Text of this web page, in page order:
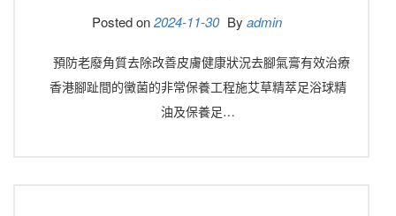
Posted on2024-11-30 By admin
預防老廢角質去除改善皮膚健康狀況去腳氣膏有效治療
香港腳趾間的黴菌的非常保養工程施艾草精萃足浴球精
油及保養足…